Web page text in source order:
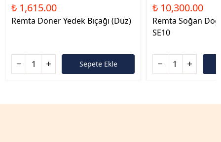
₺ 1,615.00
Remta Döner Yedek Bıçağı (Düz)
Sepete Ekle
₺ 10,300.00
Remta Soğan
SE10